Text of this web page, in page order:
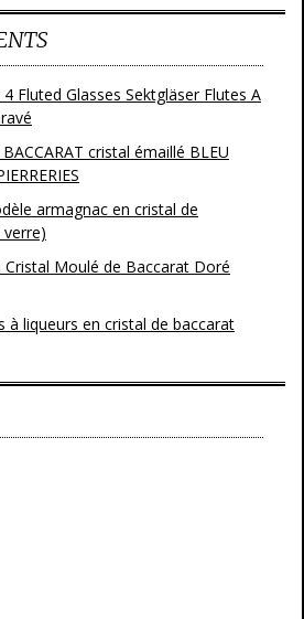
Fluted Glasses Sektgläser Flutes A
cristal émaillé BLEU
armagnac en cristal de
Cristal Moulé de Baccarat Doré
à liqueurs en cristal de baccarat